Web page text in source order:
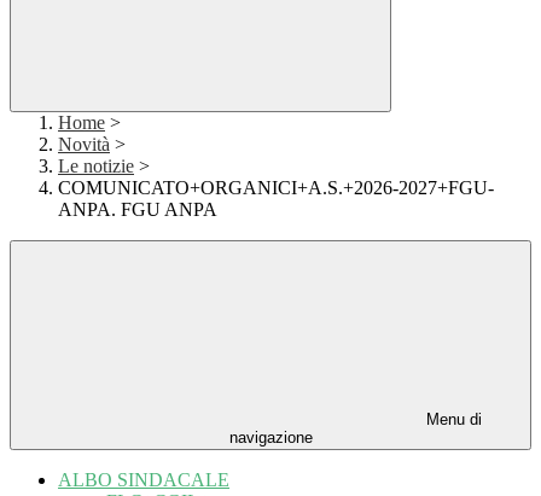
Home >
Novità >
Le notizie >
COMUNICATO+ORGANICI+A.S.+2026-2027+FGU-
ANPA. FGU ANPA
Menu di
navigazione
ALBO SINDACALE